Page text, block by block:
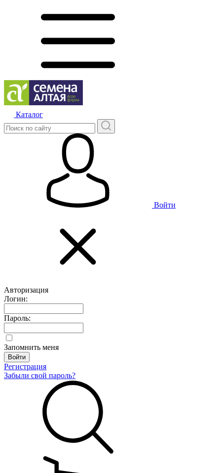
Каталог
Войти
Авторизация
Логин:
Пароль:
Запомнить меня
Регистрация
Забыли свой пароль?